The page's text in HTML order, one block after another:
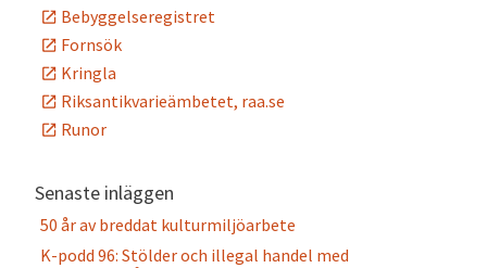
Bebyggelseregistret
Fornsök
Kringla
Riksantikvarieämbetet, raa.se
Runor
Senaste inläggen
50 år av breddat kulturmiljöarbete
K-podd 96: Stölder och illegal handel med